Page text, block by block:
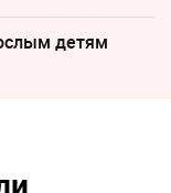
детям